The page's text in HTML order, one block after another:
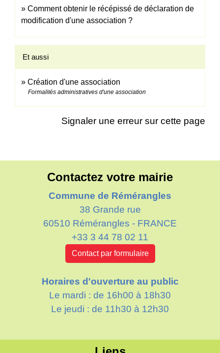
Comment obtenir le récépissé de déclaration de
modification d'une association ?
Et aussi
Création d'une association
Formalités administratives d'une association
Signaler une erreur sur cette page
Contactez votre mairie
Commune de Rémérangles
38 Grande rue
60510 Rémérangles - FRANCE
+33 3 44 78 02 11
Contact par formulaire
Horaires d'ouverture au public
Le mardi : de 16h00 à 18h30
Le jeudi : de 11h30 à 12h30